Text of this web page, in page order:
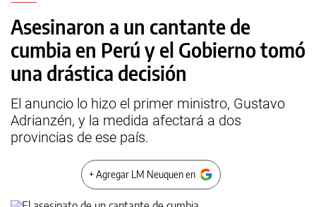
Asesinaron a un cantante de
cumbia en Perú y el Gobierno tomó
una drástica decisión
El anuncio lo hizo el primer ministro, Gustavo
Adrianzén, y la medida afectará a dos
provincias de ese país.
+ Agregar LM Neuquen en